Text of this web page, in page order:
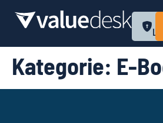
Kategorie: E-